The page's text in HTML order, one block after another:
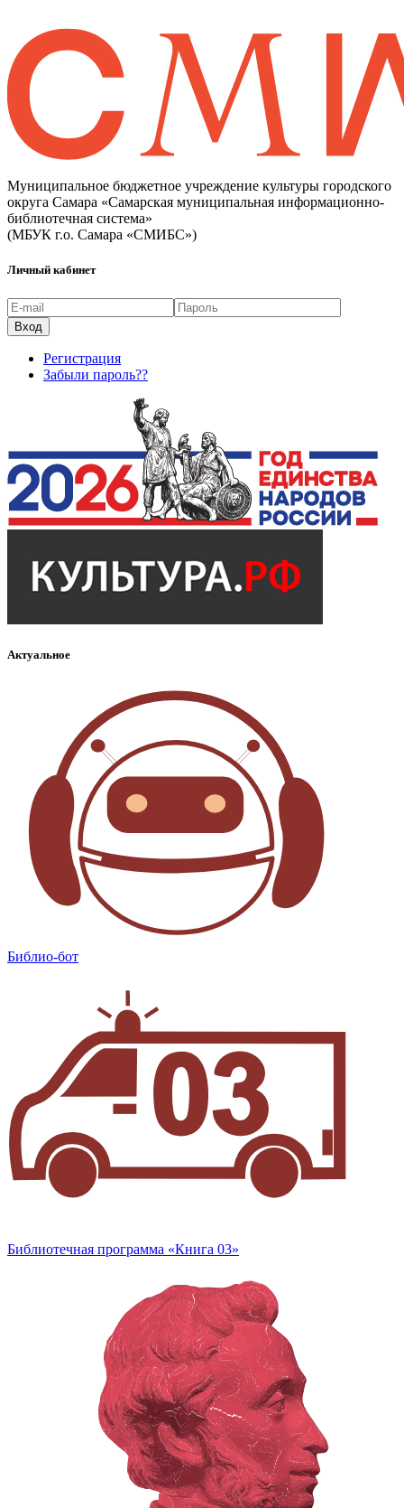
Муниципальное бюджетное учреждение культуры городского
округа Самара «Самарская муниципальная информационно-
библиотечная система»
(МБУК г.о. Самара «СМИБС»)
Личный кабинет
Регистрация
Забыли пароль??
Актуальное
Библио-бот
Библиотечная программа «Книга 03»